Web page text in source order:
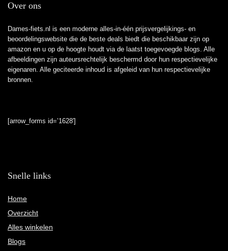
Over ons
Dames-fiets.nl is een moderne alles-in-één prijsvergelijkings- en
beoordelingswebsite die de beste deals biedt die beschikbaar zijn op
amazon en u op de hoogte houdt via de laatst toegevoegde blogs. Alle
afbeeldingen zijn auteursrechtelijk beschermd door hun respectievelijke
eigenaren. Alle geciteerde inhoud is afgeleid van hun respectievelijke
bronnen.
[arrow_forms id=’1628′]
Snelle links
Home
Overzicht
Alles winkelen
Blogs